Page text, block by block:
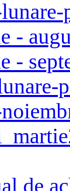
-
-
de